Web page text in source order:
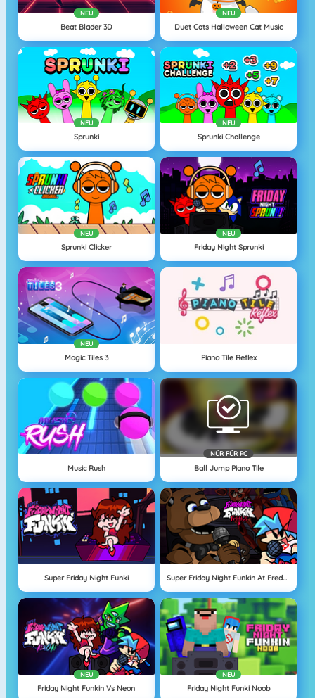
NEU
Beat Blader 3D
NEU
Duet Cats Halloween Cat Music
NEU
Sprunki
NEU
Sprunki Challenge
NEU
Sprunki Clicker
NEU
Friday Night Sprunki
NEU
Magic Tiles 3 Piano Tile Reflex
Music Rush
NÜR FÜR PC
Ball Jump Piano Tile
Super Friday Night Funki Super Friday Night Funkin At Freddys 2
NEU
Friday Night Funkin Vs Neon
NEU
Friday Night Funki Noob